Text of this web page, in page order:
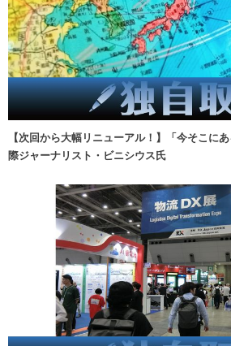
【次回から大幅リニューアル！】「今そこに
際ジャーナリスト・ビニシウス氏